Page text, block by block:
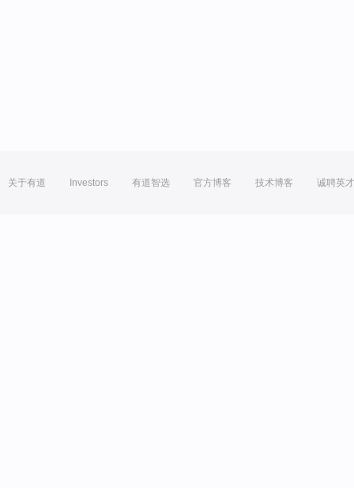
关于有道 Investors 有道智选 官方博客 技术博客 诚聘英才